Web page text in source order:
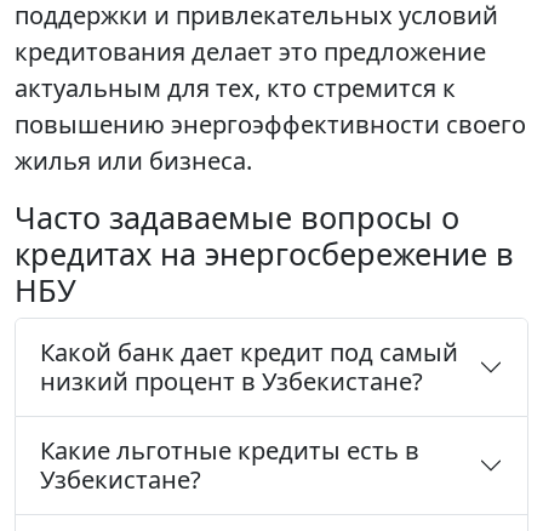
поддержки и привлекательных условий
кредитования делает это предложение
актуальным для тех, кто стремится к
повышению энергоэффективности своего
жилья или бизнеса.
Часто задаваемые вопросы о
кредитах на энергосбережение в
НБУ
Какой банк дает кредит под самый
низкий процент в Узбекистане?
Какие льготные кредиты есть в
Узбекистане?